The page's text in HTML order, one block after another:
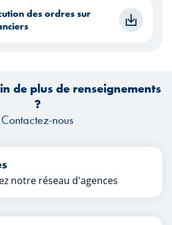
des ordres sur
de plus de renseignements
?
Contactez-nous
notre réseau d'agences